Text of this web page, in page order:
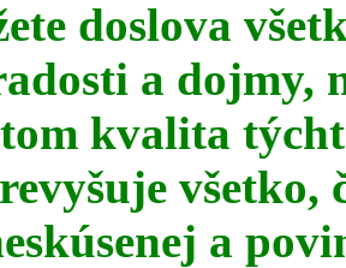
doslova
a dojmy,
kvalita
všetko,
a